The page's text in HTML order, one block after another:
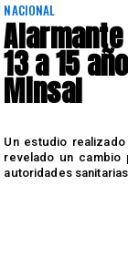
NACIONAL
13 a 15
Minsal
Un estudio
revelado un cambio
autoridades